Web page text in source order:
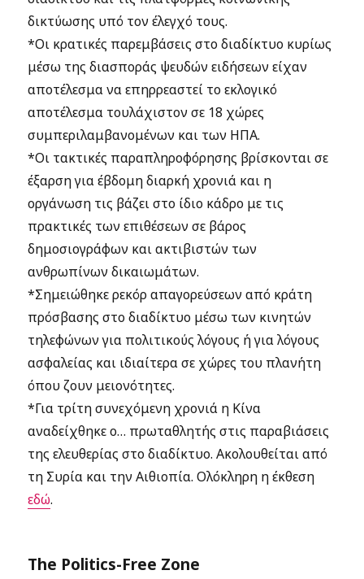
δικτύωσης υπό τον έλεγχό τους.
*Οι κρατικές παρεμβάσεις στο διαδίκτυο κυρίως
μέσω της διασποράς ψευδών ειδήσεων είχαν
αποτέλεσμα να επηρρεαστεί το εκλογικό
αποτέλεσμα τουλάχιστον σε 18 χώρες
συμπεριλαμβανομένων και των ΗΠΑ.
*Οι τακτικές παραπληροφόρησης βρίσκονται σε
έξαρση για έβδομη διαρκή χρονιά και η
οργάνωση τις βάζει στο ίδιο κάδρο με τις
πρακτικές των επιθέσεων σε βάρος
δημοσιογράφων και ακτιβιστών των
ανθρωπίνων δικαιωμάτων.
*Σημειώθηκε ρεκόρ απαγορεύσεων από κράτη
πρόσβασης στο διαδίκτυο μέσω των κινητών
τηλεφώνων για πολιτικούς λόγους ή για λόγους
ασφαλείας και ιδιαίτερα σε χώρες του πλανήτη
όπου ζουν μειονότητες.
*Για τρίτη συνεχόμενη χρονιά η Κίνα
αναδείχθηκε ο… πρωταθλητής στις παραβιάσεις
της ελευθερίας στο διαδίκτυο. Ακολουθείται από
τη Συρία και την Αιθιοπία. Ολόκληρη η έκθεση
εδώ.
The Politics-Free Zone